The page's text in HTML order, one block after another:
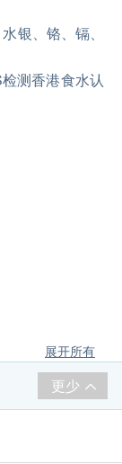
银、铬、镉、
测香港食水认
展开所有
更少